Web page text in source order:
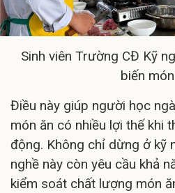
Sinh viên Trường CĐ Kỹ
biến
Điều này giúp người học
món ăn có nhiều lợi thế khi
động. Không chỉ dừng ở kỹ
nghề này còn yêu cầu khả
kiểm soát chất lượng món